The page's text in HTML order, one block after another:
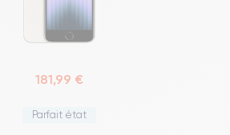
181,99 €
Parfait état